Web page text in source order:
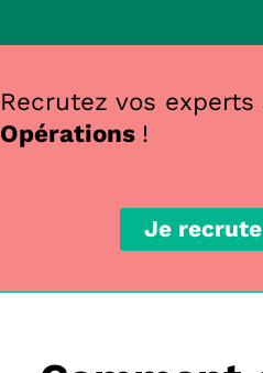
Recrutez vos experts
Opérations !
Je recrute